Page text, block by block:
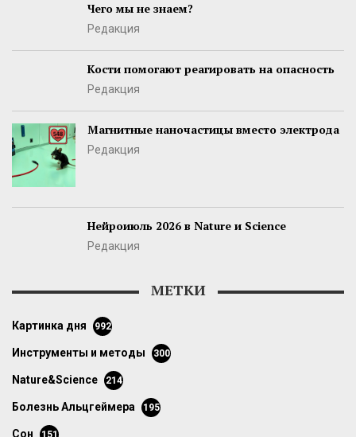
Чего мы не знаем?
Редакция
Кости помогают реагировать на опасность
Редакция
Магнитные наночастицы вместо электрода
Редакция
Нейроиюль 2026 в Nature и Science
Редакция
МЕТКИ
картинка дня 992
инструменты и методы 300
Nature&Science 214
болезнь Альцгеймера 195
сон 151